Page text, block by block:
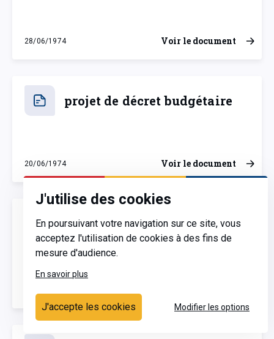
J'utilise des cookies
En poursuivant votre navigation sur ce site, vous
acceptez l'utilisation de cookies à des fins de
mesure d'audience.
En savoir plus
J'accepte les cookies Modifier les options
28/06/1974
vendredi 28 juin 1974
Voir le document
projet de décret budgétaire
20/06/1974
jeudi 20 juin 1974
Voir le document
Avis d'une commission
annexe
jeudi 20 juin 1974